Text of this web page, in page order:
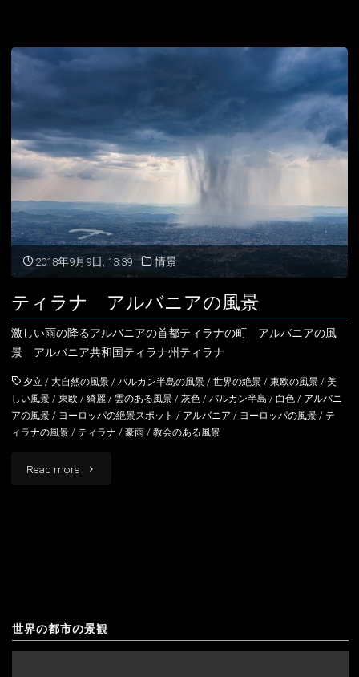
2018年9月9日, 13:39 情景
ティラナ アルバニアの風景
激しい雨の降るアルバニアの首都ティラナの町 アルバニアの風
景 アルバニア共和国ティラナ州ティラナ
夕立 /大自然の風景 /バルカン半島の風景 /世界の絶景 /東欧の風景 /美
しい風景 /東欧 /綺麗 / 雲のある風景 /灰色 /バルカン半島 /白色 / アルバニ
アの風景 / ヨーロッパの絶景スポット / アルバニア / ヨーロッパの風景 /テ
ィラナの風景 /ティラナ /豪雨 /教会のある風景
Read more "テ
ル
世界の都市の景観